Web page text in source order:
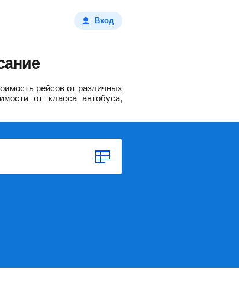
Вход
рейсов от различных
от класса автобуса,